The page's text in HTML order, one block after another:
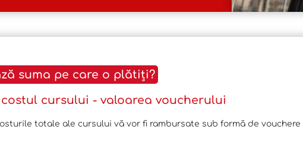
suma pe care o plătiți?
cursului - valoarea voucherului
totale ale cursului vă vor fi rambursate sub formă de